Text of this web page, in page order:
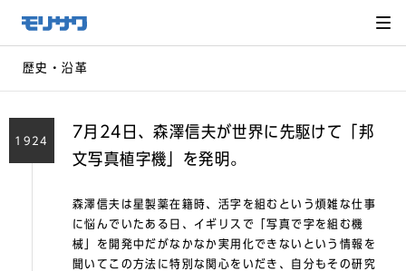
メ
ニュー
飛ばし
へ移動
歴史・沿革
1924
7月24日、森澤信夫が世界に先駆けて「邦
文写真植字機」を発明。
森澤信夫は星製薬在籍時、活字を組むという煩雑な仕事
に悩んでいたある日、イギリスで「写真で字を組む機
械」を開発中だがなかなか実用化できないという情報を
聞いてこの方法に特別な関心をいだき、自分もその研究